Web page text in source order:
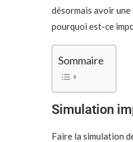
désormais avoir une
pourquoi est-ce
Sommaire
Simulation
Faire la simulation